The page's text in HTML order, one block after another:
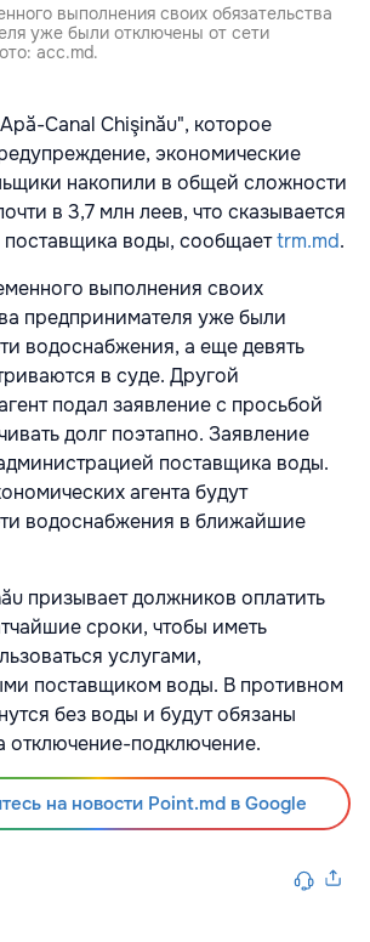
выполнения своих обязательства
уже были отключены от сети
acc.md.
Canal Chişinău", которое
экономические
накопили в общей сложности
в 3,7 млн леев, что сказывается
поставщика воды, сообщаетtrm.md.
выполнения своих
предпринимателя уже были
водоснабжения, а еще девять
в суде. Другой
подал заявление с просьбой
долг поэтапно. Заявление
поставщика воды.
агента будут
водоснабжения в ближайшие
призывает должников оплатить
сроки, чтобы иметь
услугами,
поставщиком воды. В противном
без воды и будут обязаны
отключение-подключение.
на новости Point.md в Google